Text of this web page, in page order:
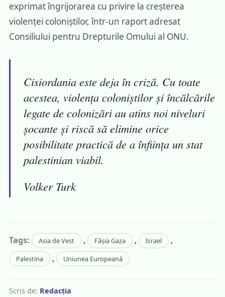
exprimat îngrijorarea cu privire la creșterea
violenței coloniștilor, într-un raport adresat
Consiliului pentru Drepturile Omului al ONU.
Cisiordania este deja în criză. Cu toate
acestea, violența coloniștilor și încălcările
legate de colonizări au atins noi niveluri
șocante și riscă să elimine orice
posibilitate practică de a înființa un stat
palestinian viabil.
Volker Turk
Tags: Asia de Vest , Fâșia Gaza , Israel ,
Palestina , Uniunea Europeană
Scris de: Redacția